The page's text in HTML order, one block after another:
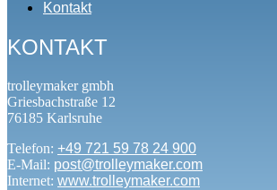
Kontakt
KONTAKT
trolleymaker gmbh
Griesbachstraße 12
76185 Karlsruhe
Telefon: +49 721 59 78 24 900
E-Mail: post@trolleymaker.com
Internet: www.trolleymaker.com